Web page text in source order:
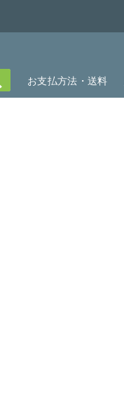
お支払方法・送料